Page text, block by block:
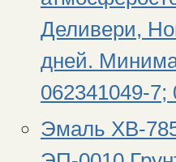
Деливери,
дней.
062341049-
Эмаль ХВ-